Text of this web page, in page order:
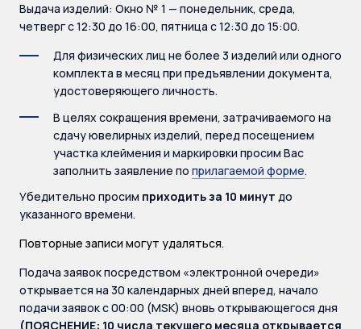
Выдача изделий: Окно № 1 — понедельник, среда,
четверг с 12:30 до 16:00, пятница с 12:30 до 15:00.
Для физических лиц не более 3 изделий или одного
комплекта в месяц при предъявлении документа,
удостоверяющего личность.
В целях сокращения времени, затрачиваемого на
сдачу ювелирных изделий, перед посещением
участка клеймения и маркировки просим Вас
заполнить заявление по прилагаемой форме.
Убедительно просим приходить за 10 минут до
указанного времени.
Повторные записи могут удаляться.
Подача заявок посредством «электронной очереди»
открывается на 30 календарных дней вперед, начало
подачи заявок с 00:00 (MSK) вновь открывающегося дня
(ПОЯСНЕНИЕ: 10 числа текущего месяца открывается